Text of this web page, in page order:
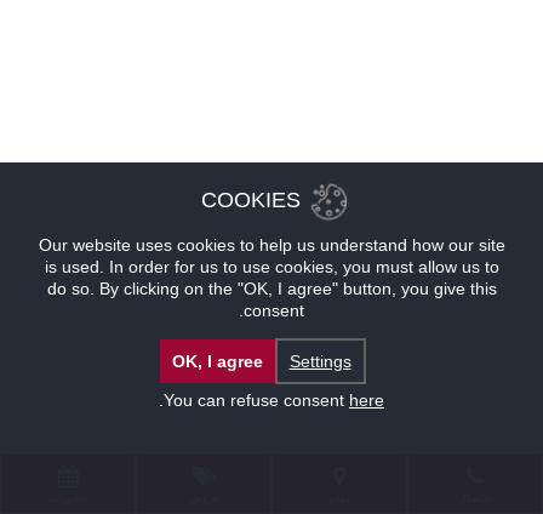
COOKIES
Our website uses cookies to help us understand how our site
is used. In order for us to use cookies, you must allow us to
do so. By clicking on the "OK, I agree" button, you give this
consent.
Settings
OK, I agree
You can refuse consent here
.